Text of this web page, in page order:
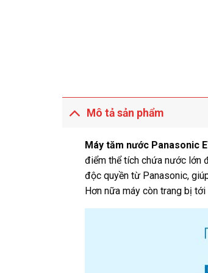
Mô tả sản phẩm
Máy tăm nước Panasonic
điểm thể tích chứa nước lớn
độc quyền từ Panasonic,
Hơn nữa máy còn trang bị